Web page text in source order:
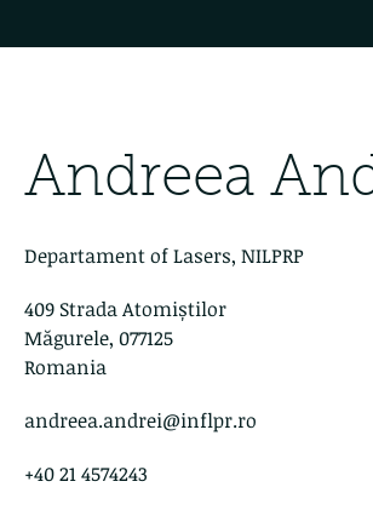
Andreea
Departament of Lasers, NILPRP
409 Strada Atomiștilor
Măgurele, 077125
Romania
andreea.andrei@inflpr.ro
+40 21 4574243